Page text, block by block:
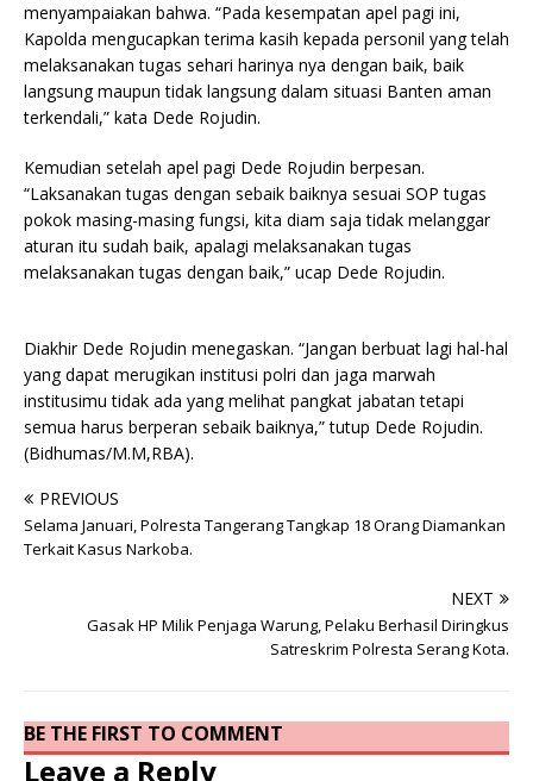
menyampaiakan bahwa. “Pada kesempatan apel pagi ini,
Kapolda mengucapkan terima kasih kepada personil yang telah
melaksanakan tugas sehari harinya nya dengan baik, baik
langsung maupun tidak langsung dalam situasi Banten aman
terkendali,” kata Dede Rojudin.
Kemudian setelah apel pagi Dede Rojudin berpesan.
“Laksanakan tugas dengan sebaik baiknya sesuai SOP tugas
pokok masing-masing fungsi, kita diam saja tidak melanggar
aturan itu sudah baik, apalagi melaksanakan tugas
melaksanakan tugas dengan baik,” ucap Dede Rojudin.
Diakhir Dede Rojudin menegaskan. “Jangan berbuat lagi hal-hal
yang dapat merugikan institusi polri dan jaga marwah
institusimu tidak ada yang melihat pangkat jabatan tetapi
semua harus berperan sebaik baiknya,” tutup Dede Rojudin.
(Bidhumas/M.M,RBA).
PREVIOUS
Selama Januari, Polresta Tangerang Tangkap 18 Orang Diamankan
Terkait Kasus Narkoba.
NEXT
Gasak HP Milik Penjaga Warung, Pelaku Berhasil Diringkus
Satreskrim Polresta Serang Kota.
BE THE FIRST TO COMMENT
Leave a Reply